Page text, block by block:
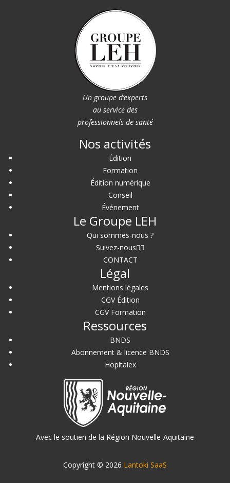
Un groupe d’experts
au service des
professionnels de santé
Nos activités
Édition
Formation
Édition numérique
Conseil
Événement
Le Groupe LEH
Qui sommes-nous ?
Suivez-nous
CONTACT
Légal
Mentions légales
CGV Édition
CGV Formation
Ressources
BNDS
Abonnement & licence BNDS
Hopitalex
Avec le soutien de la Région Nouvelle-Aquitaine
Copyright © 2026 Lantoki SaaS